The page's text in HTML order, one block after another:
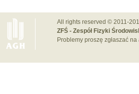
All rights reserved © 2011-
ZFŚ - Zespół Fizyki
Problemy proszę zgłaszać